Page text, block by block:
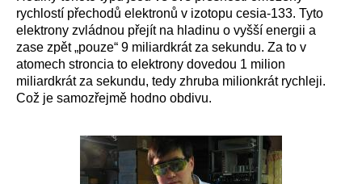
rychlostí přechodů elektronů v izotopu cesia-133. Tyto
elektrony zvládnou přejít na hladinu o vyšší energii a
zase zpět „pouze“ 9 miliardkrát za sekundu. Za to v
atomech stroncia to elektrony dovedou 1 milion
miliardkrát za sekundu, tedy zhruba milionkrát rychleji.
Což je samozřejmě hodno obdivu.